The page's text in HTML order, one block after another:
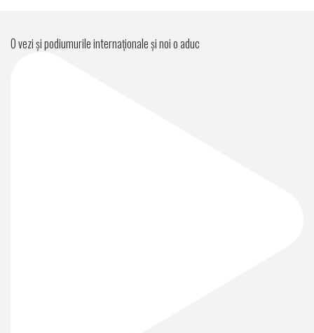
O vezi și podiumurile internaționale și noi o aduc